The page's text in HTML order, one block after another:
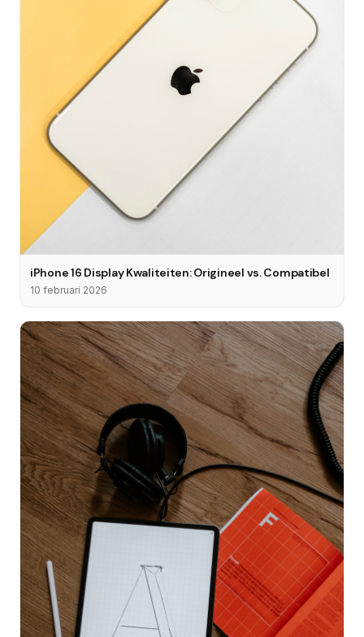
iPhone 16 Display Kwaliteiten: Origineel vs. Compatibel
10 februari 2026